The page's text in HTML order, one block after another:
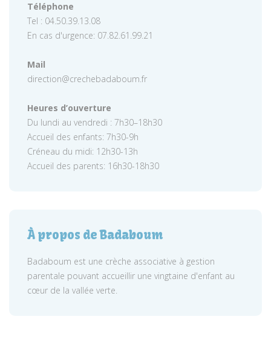
Téléphone
Tel : 04.50.39.13.08
En cas d'urgence: 07.82.61.99.21
Mail
direction@crechebadaboum.fr
Heures d’ouverture
Du lundi au vendredi : 7h30–18h30
Accueil des enfants: 7h30-9h
Créneau du midi: 12h30-13h
Accueil des parents: 16h30-18h30
À propos de Badaboum
Badaboum est une crèche associative à gestion
parentale pouvant accueillir une vingtaine d'enfant au
cœur de la vallée verte.